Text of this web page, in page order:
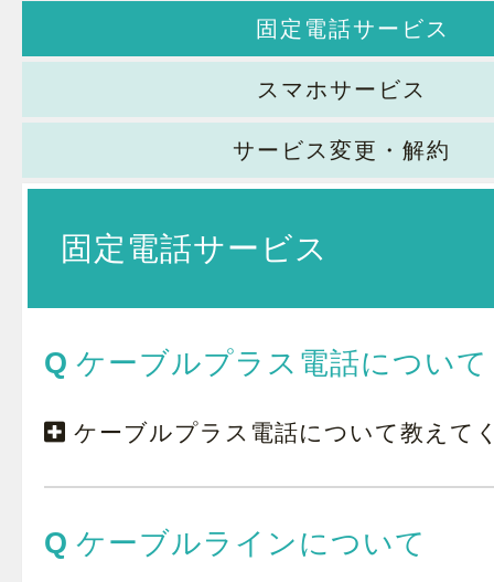
固定電話サービス
スマホサービス
サービス変更・解約
固定電話サービス
ケーブルプラス電話について
ケーブルプラス電話について教えて
ケーブルラインについて